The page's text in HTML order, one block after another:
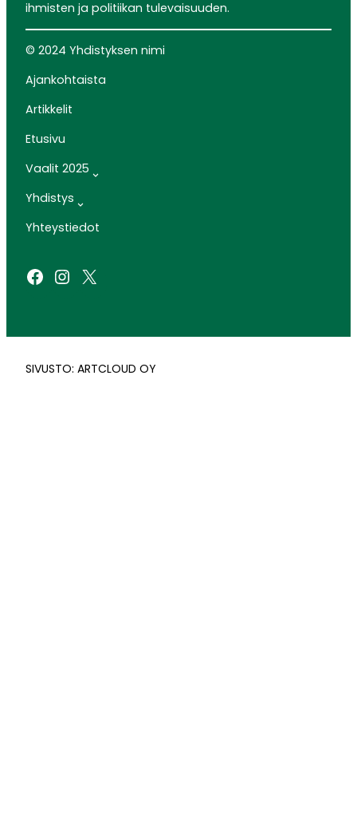
ihmisten ja politiikan tulevaisuuden.
© 2024 Yhdistyksen nimi
Ajankohtaista
Artikkelit
Etusivu
Vaalit 2025
Yhdistys
Yhteystiedot
Facebook Instagram X
SIVUSTO: ARTCLOUD OY